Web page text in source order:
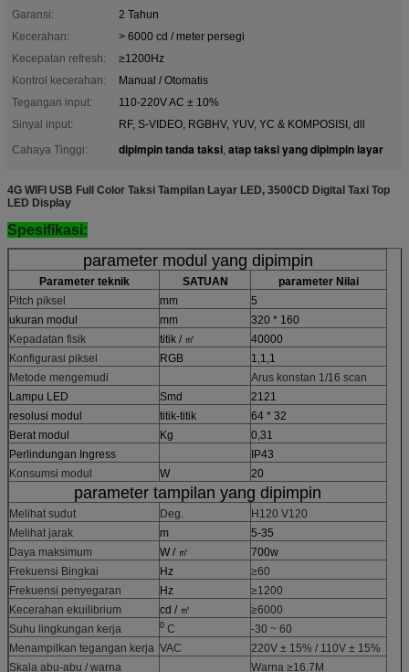
Garansi:
2 Tahun
Kecerahan:
> 6000 cd / meter persegi
Kecepatan refresh:
≥1200Hz
Kontrol kecerahan:
Manual / Otomatis
Tegangan input:
110-220V AC ± 10%
Sinyal input:
RF, S-VIDEO, RGBHV, YUV, YC & KOMPOSISI, dll
Cahaya Tinggi:
dipimpin tanda taksi, atap taksi yang dipimpin layar
4G WIFI USB Full Color Taksi Tampilan Layar LED, 3500CD Digital Taxi Top
LED Display
Spesifikasi:
parameter modul yang dipimpin
Parameter teknik SATUAN
parameter Nilai
Pitch piksel
mm
5
ukuran modul
mm
320 * 160
Kepadatan fisik
titik / ㎡
40000
Konfigurasi piksel
RGB
1,1,1
Metode mengemudi
Arus konstan 1/16 scan
Lampu LED
Smd
2121
resolusi modul
titik-titik
64 * 32
Berat modul
Kg
0,31
Perlindungan Ingress
IP43
Konsumsi modul
W 20
parameter tampilan yang dipimpin
Melihat sudut Deg.
H120 V120
Melihat jarak
m
5-35
Daya maksimum
W / ㎡
700w
Frekuensi Bingkai
Hz
≥60
Frekuensi penyegaran
Hz
≥1200
Kecerahan ekuilibrium
cd / ㎡
≥6000
Suhu lingkungan kerja
0 C
-30 ~ 60
Menampilkan tegangan kerja VAC
220V ± 15% / 110V ± 15%
Skala abu-abu / warna
Warna ≥16.7M